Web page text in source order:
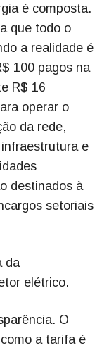
é composta.
que todo o
a realidade é
100 pagos na
R$ 16
operar o
da rede,
e
destinados à
setoriais
da
elétrico.
O
a tarifa é